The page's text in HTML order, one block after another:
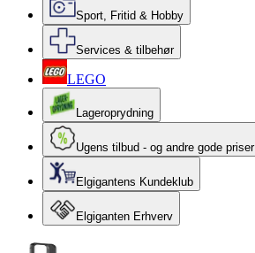
Sport, Fritid & Hobby
Services & tilbehør
LEGO
Lageroprydning
Ugens tilbud - og andre gode priser
Elgigantens Kundeklub
Elgiganten Erhverv